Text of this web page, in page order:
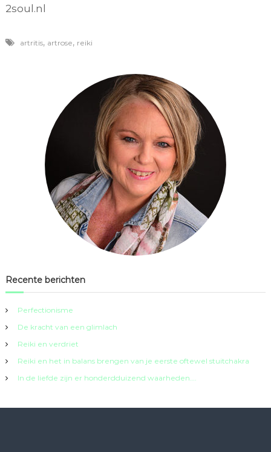
2soul.nl
artritis, artrose, reiki
Recente berichten
Perfectionisme
De kracht van een glimlach
Reiki en verdriet
Reiki en het in balans brengen van je eerste oftewel stuitchakra
In de liefde zijn er honderdduizend waarheden….